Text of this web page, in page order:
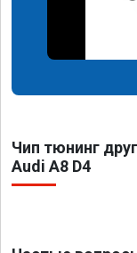
Чип тюнинг
Audi A8 D4